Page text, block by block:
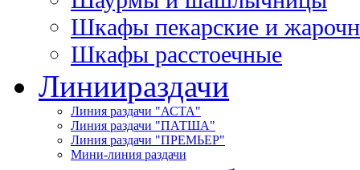
Шкафы пекарские и
Шкафы расстоечные
Линиираздачи
Линия раздачи "АСТА"
Линия раздачи "ПАТША"
Линия раздачи "ПРЕМЬЕР"
Мини-линия раздачи